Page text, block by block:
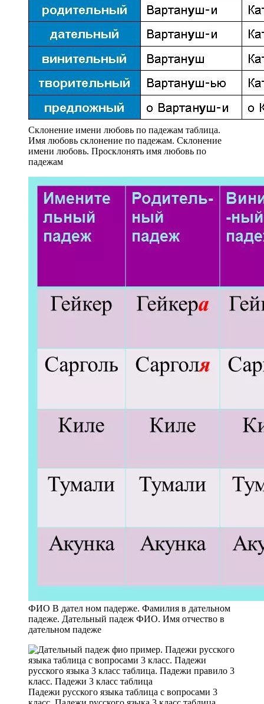
Склонение имени любовь по падежам таблица.
Имя любовь склонение по падежам. Склонение
имени любовь. Просклонять имя любовь по
падежам
ФИО В дател ном падерже. Фамилия в дательном
падеже. Дательный падеж ФИО. Имя отчество в
дательном падеже
Падежи русского языка таблица с вопросами 3